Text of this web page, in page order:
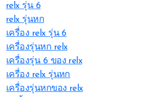
relx รุ่น 6
relx รุ่นหก
เครื่อง relx รุ่น 6
เครื่องรุ่นหก relx
เครื่องรุ่น 6 ของ relx
เครื่อง relx รุ่นหก
เครื่องรุ่นหกของ relx